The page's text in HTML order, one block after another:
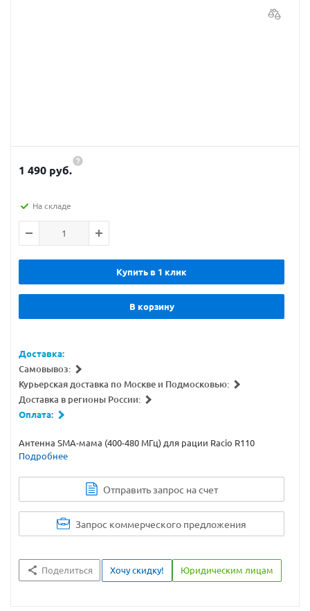
1 490 руб.
На складе
Купить в 1 клик
В корзину
Доставка:
Самовывоз:
Курьерская доставка по Москве и Подмосковью:
Доставка в регионы России:
Оплата:
Антенна SMA-мама (400-480 МГц) для рации Racio R110
Подробнее
Отправить запрос на счет
Запрос коммерческого предложения
Поделиться Хочу скидку! Юридическим лицам